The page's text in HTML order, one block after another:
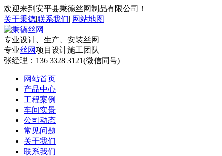
欢迎来到安平县秉德丝网制品有限公司！
关于秉德|联系我们| 网站地图
专业设计、生产、安装丝网
专业丝网项目设计施工团队
张经理： 136 3328 3121(微信同号)
网站首页
产品中心
工程案例
车间实景
公司动态
常见问题
关于我们
联系我们